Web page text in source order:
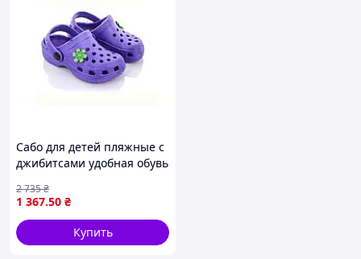
Сабо для детей пляжные с
джибитсами удобная обувь
отдых на пляже
1 367.50 ₴
2 735₴
Купить